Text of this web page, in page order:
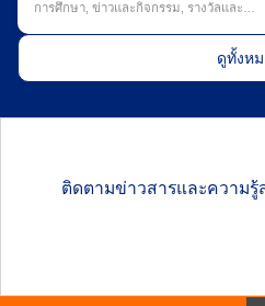
การศึกษา ข่าวและกิจกรรม
รางวัลและ
ดูทั้งห
ติดตามข่าวสารและความ